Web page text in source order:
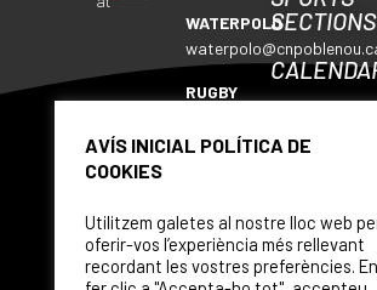
WATERPOLO
RUGBY
ARTISTIC
SECTIONS
WE
AVÍS INICIAL POLÍTICA DE
COOKIES
Utilitzem galetes al nostre lloc web
oferir-vos l’experiència més rellevant
recordant les vostres preferències. En